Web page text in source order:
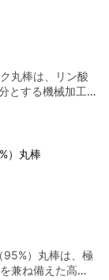
耐薬品性、化学
丸棒は、リン酸
とする機械加工
り、高い耐熱
性を有してい
ている。 丸棒形
高温環境部材、
情報 項目 内容
度 約2.8～3.2
、低熱膨張、耐
）丸棒
95%）丸棒は、極
兼ね備えた高性